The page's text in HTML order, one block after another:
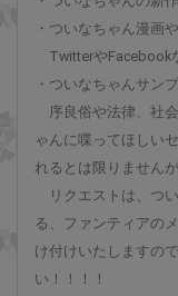
・ついなちゃん漫画
TwitterやFacebook
・ついなちゃんサン
序良俗や法律、社
ゃんに喋ってほしい
れるとは限りません
リクエストは、つ
る、ファンティアの
け付けいたしますの
い！！！！